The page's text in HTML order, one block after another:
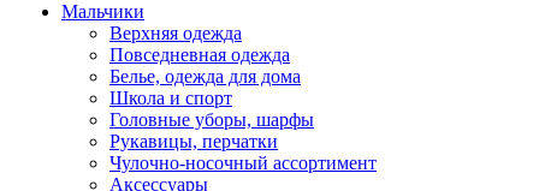
Мальчики
Верхняя одежда
Повседневная одежда
Белье, одежда для дома
Школа и спорт
Головные уборы, шарфы
Рукавицы, перчатки
Чулочно-носочный ассортимент
Аксессуары